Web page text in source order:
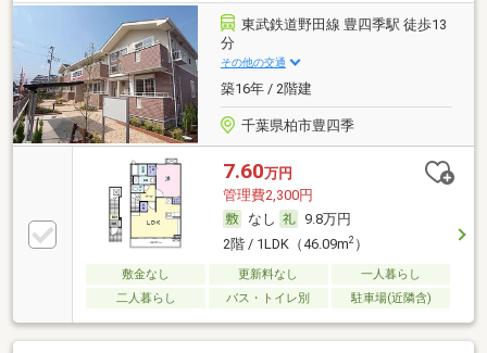
東武鉄道野田線 豊四季駅 徒歩13
分
その他の交通
築16年 / 2階建
千葉県柏市豊四季
7.60万円
管理費2,300円
なし
9.8万円
2階 / 1LDK（46.09m2）
敷金なし 更新料なし
一人暮らし
二人暮らし
バス・トイレ別 駐車場(近隣含)